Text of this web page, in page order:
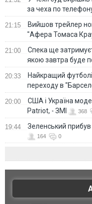
за чеха по
21:15
Вийшов трейлер
"Афера Томаса
21:00
Спека ще
якою завтра буде
20:33
Найкращий
переходу в
20:00
США і Україна
Patriot, - ЗМІ
368
19:44 Зеленський
164 0